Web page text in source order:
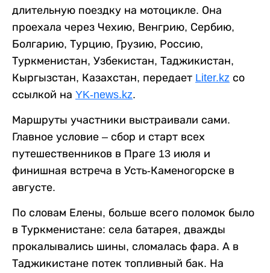
длительную поездку на мотоцикле. Она
проехала через Чехию, Венгрию, Сербию,
Болгарию, Турцию, Грузию, Россию,
Туркменистан, Узбекистан, Таджикистан,
Кыргызстан, Казахстан, передает Liter.kz со
ссылкой на YK-news.kz.
Маршруты участники выстраивали сами.
Главное условие – сбор и старт всех
путешественников в Праге 13 июля и
финишная встреча в Усть-Каменогорске в
августе.
По словам Елены, больше всего поломок было
в Туркменистане: села батарея, дважды
прокалывались шины, сломалась фара. А в
Таджикистане потек топливный бак. На